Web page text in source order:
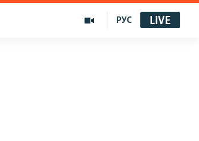
РУС LIVE